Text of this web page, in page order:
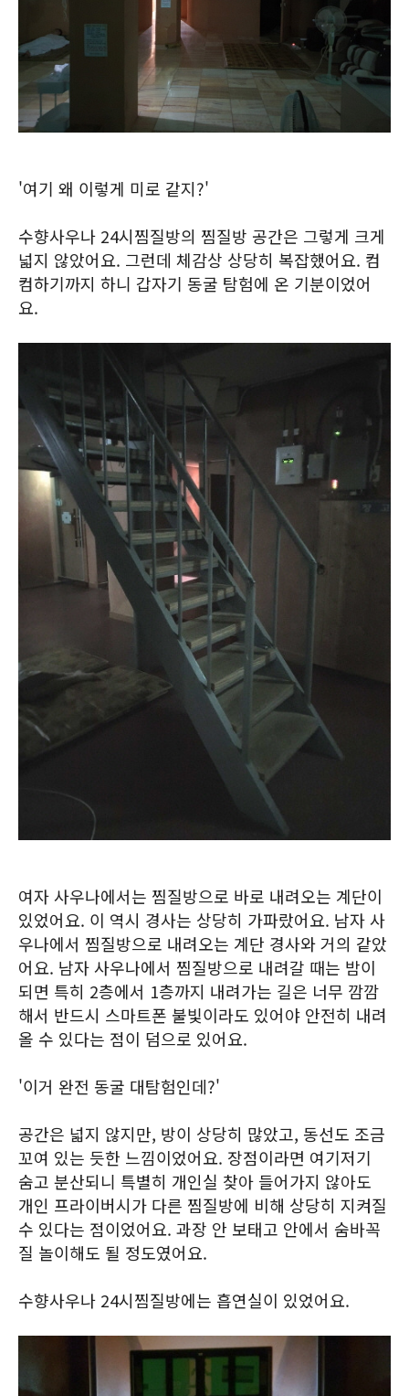
'여기 왜 이렇게 미로 같지?'
수향사우나 24시찜질방의 찜질방 공간은 그렇게 크게
넓지 않았어요. 그런데 체감상 상당히 복잡했어요. 컴
컴하기까지 하니 갑자기 동굴 탐험에 온 기분이었어
요.
여자 사우나에서는 찜질방으로 바로 내려오는 계단이
있었어요. 이 역시 경사는 상당히 가파랐어요. 남자 사
우나에서 찜질방으로 내려오는 계단 경사와 거의 같았
어요. 남자 사우나에서 찜질방으로 내려갈 때는 밤이
되면 특히 2층에서 1층까지 내려가는 길은 너무 깜깜
해서 반드시 스마트폰 불빛이라도 있어야 안전히 내려
올 수 있다는 점이 덤으로 있어요.
'이거 완전 동굴 대탐험인데?'
공간은 넓지 않지만, 방이 상당히 많았고, 동선도 조금
꼬여 있는 듯한 느낌이었어요. 장점이라면 여기저기
숨고 분산되니 특별히 개인실 찾아 들어가지 않아도
개인 프라이버시가 다른 찜질방에 비해 상당히 지켜질
수 있다는 점이었어요. 과장 안 보태고 안에서 숨바꼭
질 놀이해도 될 정도였어요.
수향사우나 24시찜질방에는 흡연실이 있었어요.